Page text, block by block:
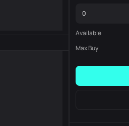
Available
Max Buy